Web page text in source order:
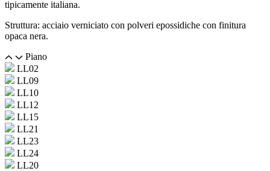
tipicamente italiana.
Struttura: acciaio verniciato con polveri epossidiche con finitura
opaca nera.
Piano
LL02
LL09
LL10
LL12
LL15
LL21
LL23
LL24
LL20